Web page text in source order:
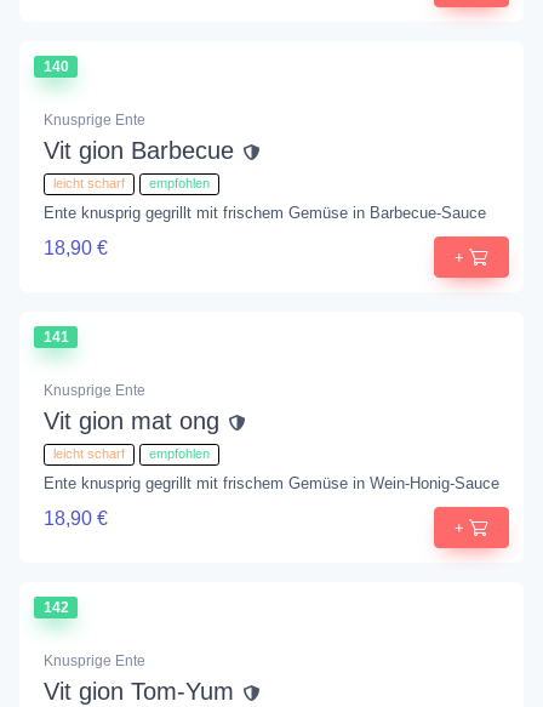
140
Knusprige Ente
Vit gion Barbecue
leicht scharf empfohlen
Ente knusprig gegrillt mit frischem Gemüse in Barbecue-Sauce
18,90 € +
141
Knusprige Ente
Vit gion mat ong
leicht scharf empfohlen
Ente knusprig gegrillt mit frischem Gemüse in Wein-Honig-Sauce
18,90 € +
142
Knusprige Ente
Vit gion Tom-Yum